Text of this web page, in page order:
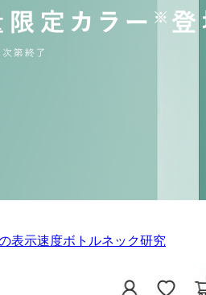
表示速度ボトルネック研究